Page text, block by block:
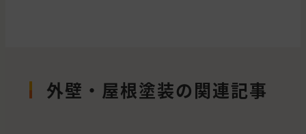
外壁・屋根塗装の関連記事